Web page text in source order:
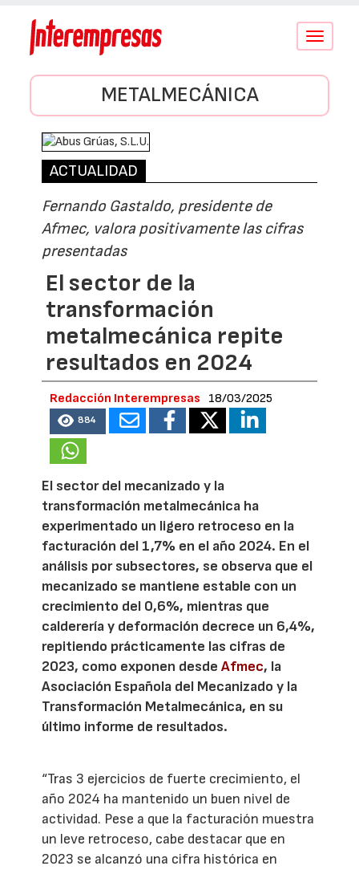
Conmutar
METALMECÁNICA
ACTUALIDAD
Fernando Gastaldo, presidente de
Afmec, valora positivamente las cifras
presentadas
El sector de la
transformación
metalmecánica repite
resultados en 2024
Redacción Interempresas 18/03/2025
884
El sector del mecanizado y la
transformación metalmecánica ha
experimentado un ligero retroceso en la
facturación del 1,7% en el año 2024. En el
análisis por subsectores, se observa que el
mecanizado se mantiene estable con un
crecimiento del 0,6%, mientras que
calderería y deformación decrece un 6,4%,
repitiendo prácticamente las cifras de
2023, como exponen desdeAfmec, la
Asociación Española del Mecanizado y la
Transformación Metalmecánica, en su
último informe de resultados.
“Tras 3 ejercicios de fuerte crecimiento, el
año 2024 ha mantenido un buen nivel de
actividad. Pese a que la facturación muestra
un leve retroceso, cabe destacar que en
2023 se alcanzó una cifra histórica en